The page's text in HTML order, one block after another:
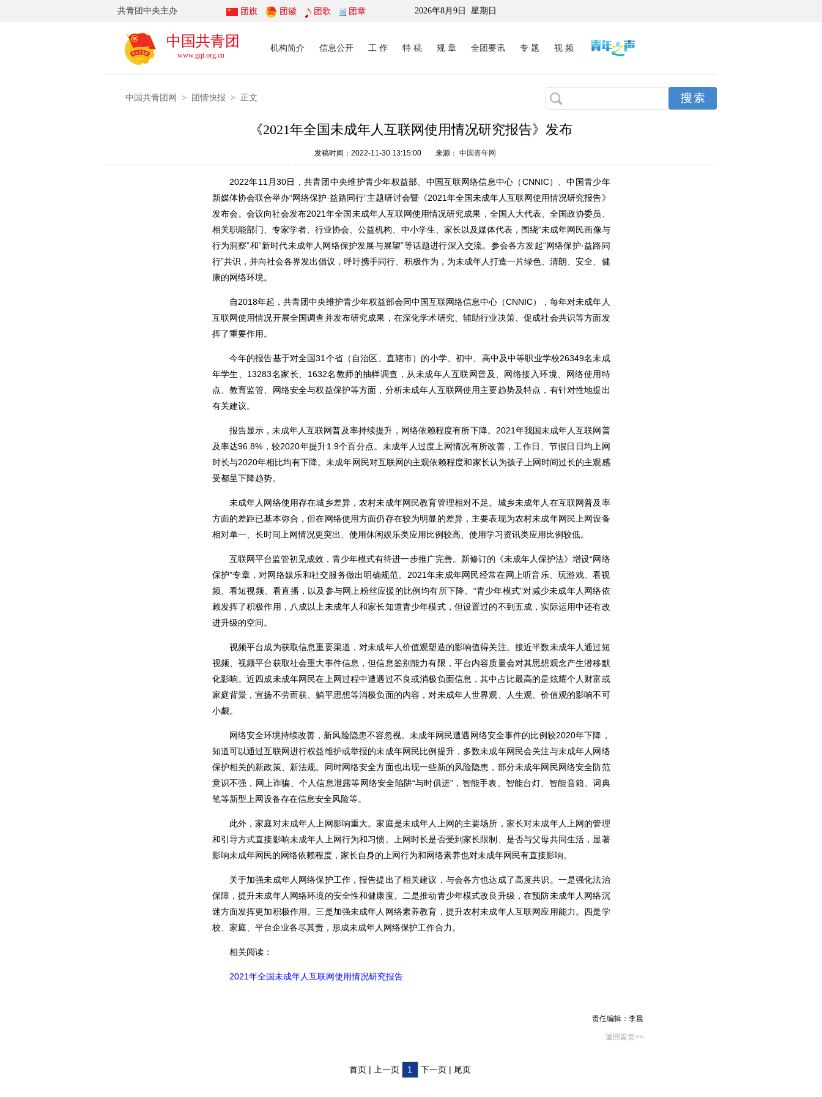
共青团中央主办 团旗 团徽 团歌 团章 2026年8月9日 星期日
中国共青团
www.gqt.org.cn
机构简介 信息公开 工 作 特 稿 规 章 全团要讯 专 题 视 频
中国共青团网 > 团情快报 > 正文
《2021年全国未成年人互联网使用情况研究报告》发布
发稿时间：2022-11-30 13:15:00 来源： 中国青年网
2022年11 月30日，共青团中央维护青少年权益部、中国互联网络信息中心（CNNIC）、中国青少年
新媒体协会联合举办“网络保护·益路同行”主题研讨会暨《2021年全国未成年人互联网使用情况研究报告》
发布会。会议向社会发布2021年全国未成年人互联网使用情况研究成果，全国人大代表 、全国政协委员、
相关职能部门
专家学者、行业协会 、公益机构、 中小学生 家长以及媒体代表，围绕“未成年网民画像与
行为洞察”和“新时代未成年人网络保护发展与展望”等话题进行深入交流。参会各方发起“网络保护·益路同
行”共识， 并向社会各界发出倡议 ，呼吁携手同行 积极作为 ， 为未成年人打造一片绿色、清朗、安全、健
康的网络环境。
自2018年起，共青团中央维护青少年权益部会同中国互联网络信息中心（CNNIC），每年对未成年人
互联网使用情况开展全国调查并发布研究成果，在深化学术研究、辅助行业决策、促成社会共识等方面发
挥了重要作用。
今年的报告基于对全国31 个省（自治区、直辖市）的小学、初中、高中及中等职业学校26349名未成
年学生、13283名家长、1632名教师的抽样调查，从未成年人互联网普及、网络接入环境、网络使用特
点、教育监管 、网络安全与权益保护等方面， 分析未成年人互联网使用主要趋势及特点 ，有针对性地提出
有关建议。
报告显示， 未成年人互联网普及率持续提升，网络依赖程度有所下降。2021年我国未成年人互联网普
及率达96.8%，较2020年提升1.9个百分点。未成年人过度上网情况有所改善 ， 工作日 节假日 日均上网
时长与2020年相比均有下降。未成年网民对互联网的主观依赖程度和家长认为孩子上网时间过长的主观感
受都呈下降趋势。
未成年人网络使用存在城乡差异，农村未成年网民教育管理相对不足。 城乡未成年人在互联网普及率
方面的差距已基本弥合，但在网络使用方面仍存在较为明显的差异，主要表现为农村未成年网民上网设备
相对单一、长时间上网情况更突出、使用休闲娱乐类应用比例较高、使用学习资讯类应用比例较低。
互联网平台监管初见成效，青少年模式有待进一步推广完善。 新修订的《未成年人保护法》增设“网络
保护”专章，对网络娱乐和社交服务做出明确规范。2021年未成年网民经常在网上听音乐、玩游戏、看视
频、看短视频、看直播，以及参与网上粉丝应援的比例均有所下降。“青少年模式”对减少未成年人网络依
赖发挥了积极作用，八成以上未成年人和家长知道青少年模式，但设置过的不到五成，实际运用中还有改
进升级的空间。
视频平台成为获取信息重要渠道，对未成年人价值观塑造的影响值得关注。 接近半数未成年人通过短
视频、视频平台获取社会重大事件信息，但信息鉴别能力有限，平台内容质量会对其思想观念产生潜移默
化影响。近四成未成年网民在上网过程中遭遇过不良或消极负面信息，其中占比最高的是炫耀个人财富或
家庭背景，宣扬不劳而获、躺平思想等消极负面的内容，对未成年人世界观、人生观、价值观的影响不可
小觑。
网络安全环境持续改善，新风险隐患不容忽视。未成年网民遭遇网络安全事件的比例较2020年下降，
知道可以通过互联网进行权益维护或举报的未成年网民比例提升，多数未成年网民会关注与未成年人网络
保护相关的新政策、新法规。同时网络安全方面也出现一些新的风险隐患，部分未成年网民网络安全防范
意识不强，网上诈骗、个人信息泄露等网络安全陷阱“与时俱进”，智能手表、智能台灯、智能音箱、词典
笔等新型上网设备存在信息安全风险等。
此外，家庭对未成年人上网影响重大。家庭是未成年人上网的主要场所，家长对未成年人上网的管理
和引导方式直接影响未成年人上网行为和习惯。上网时长是否受到家长限制、是否与父母共同生活，显著
影响未成年网民的网络依赖程度，家长自身的上网行为和网络素养也对未成年网民有直接影响。
关于加强未成年人网络保护工作，报告提出了相关建议，与会各方也达成了高度共识。 一是强化法治
保障，提升未成年人网络环境的安全性和健康度。
二是推动青少年模式改良升级，在预防未成年人网络沉
迷方面发挥更加积极作用。 三是加强未成年人网络素养教育，提升农村未成年人互联网应用能力。 四是学
校、家庭、平台企业各尽其责，形成未成年人网络保护工作合力。
相关阅读：
2021年全国未成年人互联网使用情况研究报告
责任编辑：李晨
返回首页>>
首页 | 上一页 1 下一页 | 尾页